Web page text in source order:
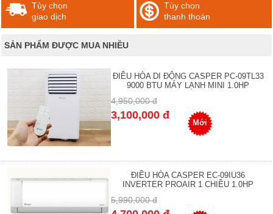
Tùy chọn
giao dịch
Tùy chọn
thanh thoán
SẢN PHẨM ĐƯỢC MUA NHIỀU
ĐIỀU HÒA DI ĐỘNG CASPER PC-09TL33
9000 BTU MÁY LẠNH MINI 1.0HP
4,950,000 đ
3,100,000 đ
Mới
ĐIỀU HÒA CASPER EC-09IU36
INVERTER PROAIR 1 CHIỀU 1.0HP
5,990,000 đ